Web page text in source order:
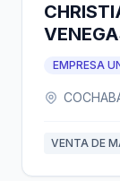
EMPRESA
VENTA DE